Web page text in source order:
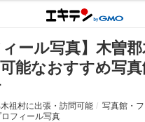
ィール写真】木曽
能なおすすめ写真
祖村に出張・訪問可能
写真館・
ロフィール写真